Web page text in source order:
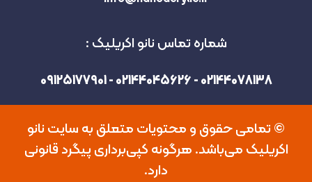
شماره تماس نانو اکریلیک :
02144078138 - 02144045626 - 09125177901
©️ تمامی حقوق و محتویات متعلق به سایت نانو
اکریلیک می‌باشد. هرگونه کپی‌برداری پیگرد قانونی
دارد.